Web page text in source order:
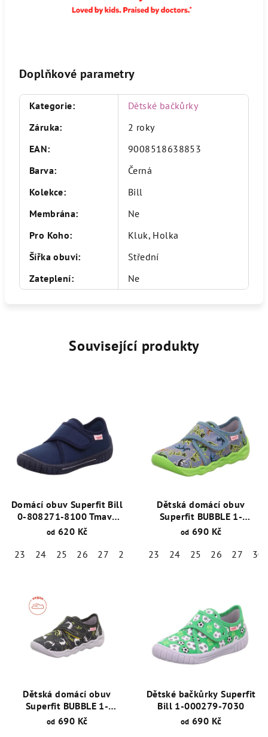
Doplňkové parametry
Kategorie:
Dětské bačkůrky
Záruka:
2 roky
EAN:
9008518638853
Barva:
Černá
Kolekce:
Bill
Membrána:
Ne
Pro Koho:
Kluk, Holka
Šířka obuvi:
Střední
Zateplení: Ne
Související produkty
Domácí obuv Superfit Bill
0-808271-8100 Tmavě
Modrá
od 620 Kč
23
24 25 26 27 28 29 30 31 32 34 35
Dětská domácí obuv
Superfit BUBBLE 1-
006273-8420
od 690 Kč
23
24 25 26 27 30
Dětská domácí obuv
Superfit BUBBLE 1-
006273-2020
od 690 Kč
Dětské bačkůrky Superfit
Bill 1-000279-7030
od 690 Kč